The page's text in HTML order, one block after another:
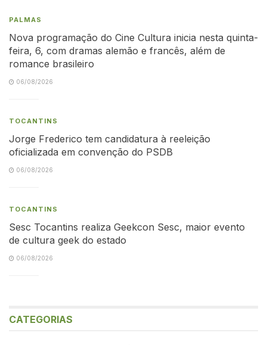
PALMAS
Nova programação do Cine Cultura inicia nesta quinta-
feira, 6, com dramas alemão e francês, além de
romance brasileiro
06/08/2026
TOCANTINS
Jorge Frederico tem candidatura à reeleição
oficializada em convenção do PSDB
06/08/2026
TOCANTINS
Sesc Tocantins realiza Geekcon Sesc, maior evento
de cultura geek do estado
06/08/2026
CATEGORIAS